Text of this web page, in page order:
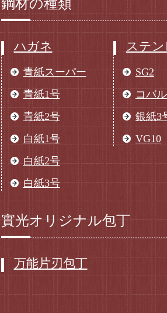
鋼材の種類
ハガネ
青紙スーパー
青紙1号
青紙2号
白紙1号
白紙2号
白紙3号
ステン
SG2
コバ
銀紙3
VG10
實光オリジナル包丁
万能片刃包丁